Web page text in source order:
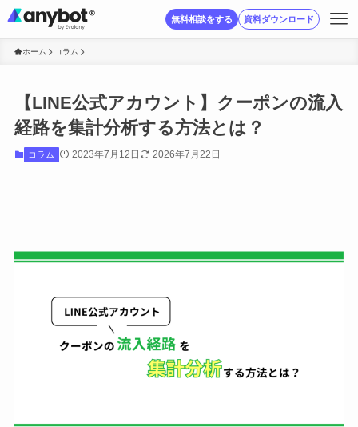
無料相談をする 資料ダウンロード
ホーム コラム
【LINE公式アカウント】クーポンの流入
経路を集計分析する方法とは？
コラム 2023年7月12日 2026年7月22日